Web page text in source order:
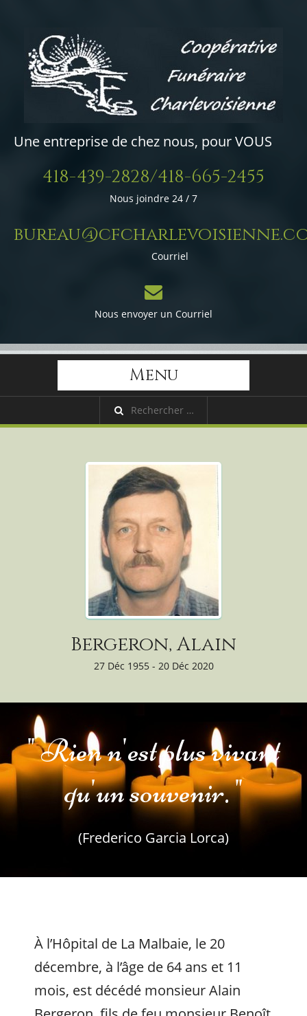
Une entreprise de chez nous, pour VOUS
418-439-2828/418-665-2455
Nous joindre 24 / 7
Courriel
Nous envoyer un Courriel
Menu
Bergeron, Alain
27 Déc 1955 - 20 Déc 2020
" Rien n'est plus vivant
qu'un souvenir. "
(Frederico Garcia Lorca)
À l’Hôpital de La Malbaie, le 20
décembre, à l’âge de 64 ans et 11
mois, est décédé monsieur Alain